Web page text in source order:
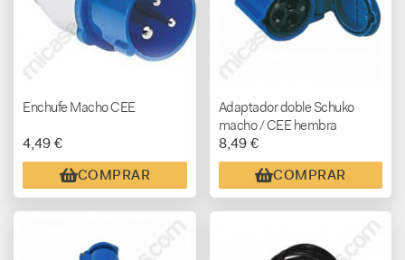
Enchufe Macho CEE
4,49 €
COMPRAR
Adaptador doble Schuko
macho / CEE hembra
8,49 €
COMPRAR